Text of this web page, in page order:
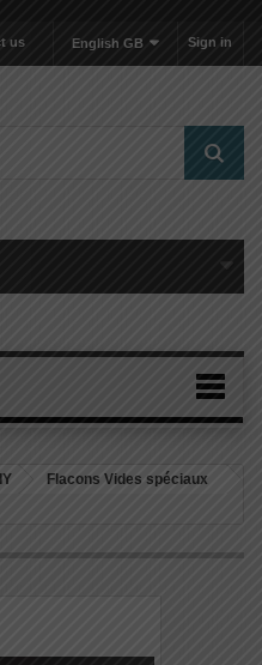
Sign in
English GB
us
Flacons Vides spéciaux